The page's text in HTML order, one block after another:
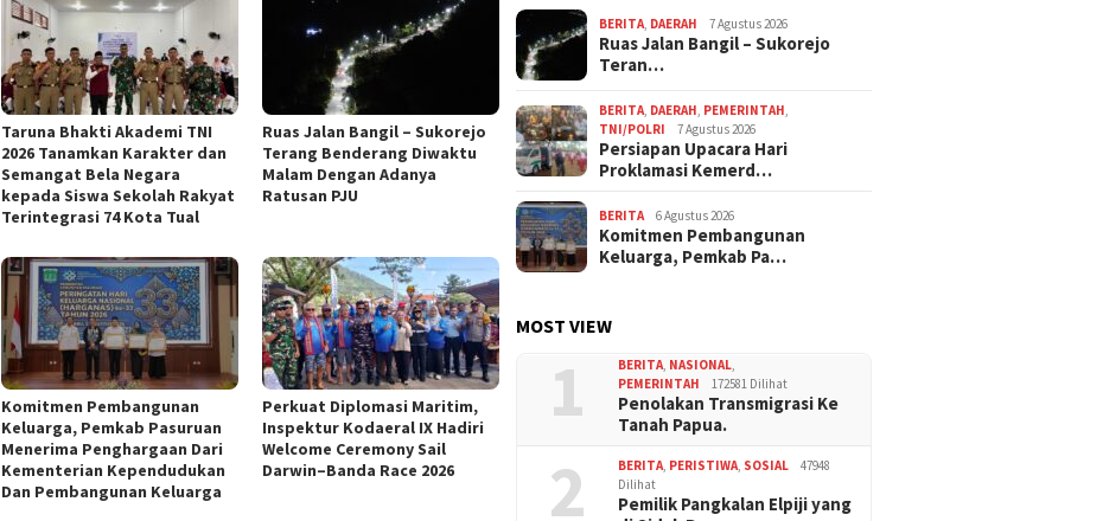
Taruna Bhakti Akademi TNI
2026 Tanamkan Karakter dan
Semangat Bela Negara
kepada Siswa Sekolah Rakyat
Terintegrasi 74 Kota Tual
Ruas Jalan Bangil – Sukorejo
Terang Benderang Diwaktu
Malam Dengan Adanya
Ratusan PJU
Komitmen Pembangunan
Keluarga, Pemkab Pasuruan
Menerima Penghargaan Dari
Kementerian Kependudukan
Dan Pembangunan Keluarga
Perkuat Diplomasi Maritim,
Inspektur Kodaeral IX Hadiri
Welcome Ceremony Sail
Darwin–Banda Race 2026
BERITA, DAERAH 7 Agustus 2026
Ruas Jalan Bangil – Sukorejo
Teran…
BERITA, DAERAH, PEMERINTAH,
TNI/POLRI
7 Agustus 2026
Persiapan Upacara Hari
Proklamasi Kemerd…
BERITA 6 Agustus 2026
Komitmen Pembangunan
Keluarga, Pemkab Pa…
MOST VIEW
1 BERITA, NASIONAL,
PEMERINTAH
172581 Dilihat
Penolakan Transmigrasi Ke
Tanah Papua.
2 BERITA, PERISTIWA, SOSIAL
47948
Dilihat
Pemilik Pangkalan Elpiji yang